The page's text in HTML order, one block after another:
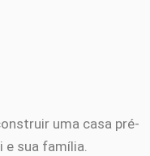
uma casa pré-
e sua família.